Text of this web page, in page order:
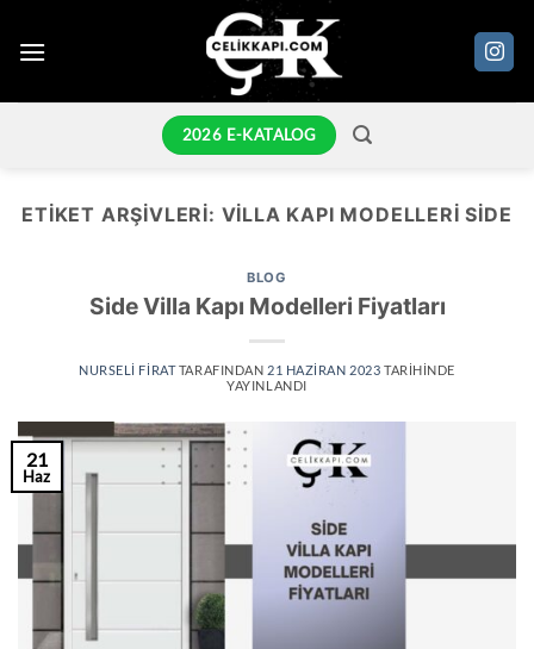
atla
2026 E-KATALOG
ETIKET ARŞIVLERI: VILLA KAPI MODELLERI SİDE
BLOG
Side Villa Kapı Modelleri Fiyatları
NURSELI FIRATTARAFINDAN 21 HAZIRAN 2023 TARIHINDE
YAYINLANDI
21
Haz